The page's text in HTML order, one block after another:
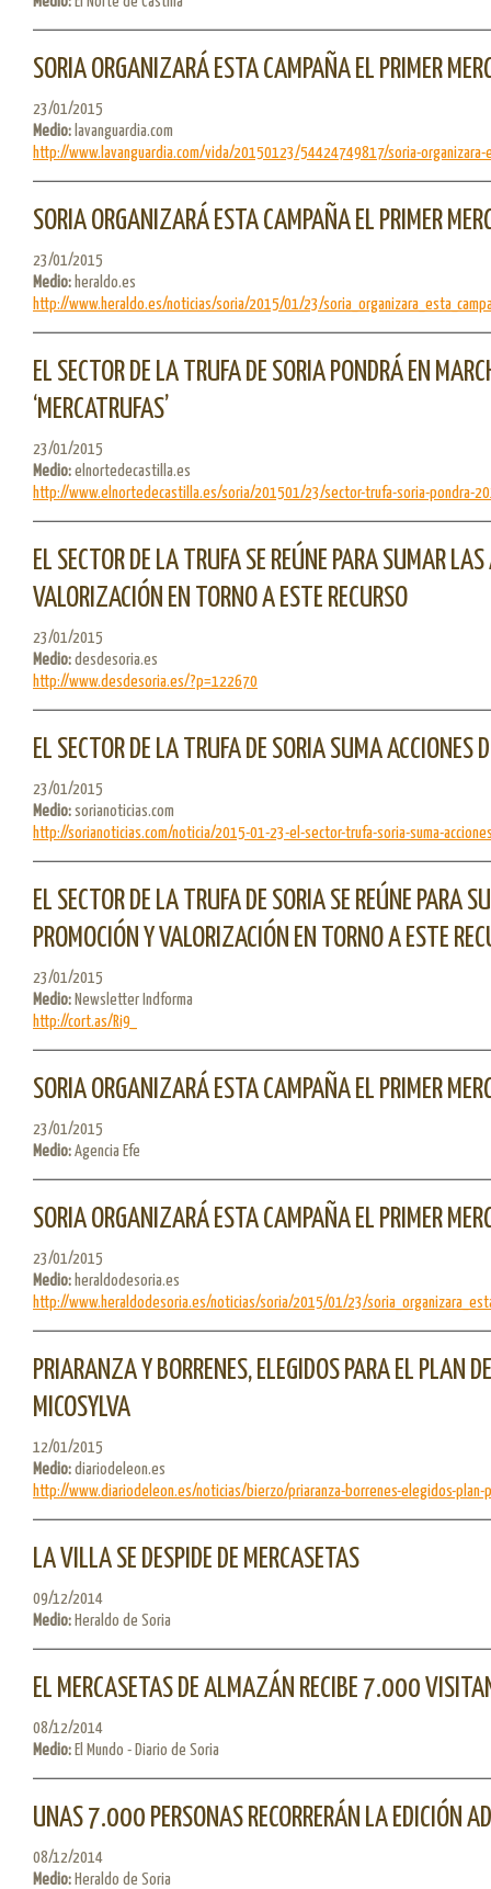
SORIA ORGANIZARÁ ESTA CAMPAÑA EL PRIMER
23/01/2015
Medio:lavanguardia.com
http://www.lavanguardia.com/vida/20150123/54424749817/soria-organizara-
SORIA ORGANIZARÁ ESTA CAMPAÑA EL PRIMER
23/01/2015
Medio:heraldo.es
http://www.heraldo.es/noticias/soria/2015/01/23/
EL SECTOR DE LA TRUFA DE SORIA PONDRÁ EN
‘MERCATRUFAS’
23/01/2015
Medio:elnortedecastilla.es
http://www.elnortedecastilla.es/soria/201501/23/sector-trufa-soria-pondra-
EL SECTOR DE LA TRUFA SE REÚNE PARA SUMAR
VALORIZACIÓN EN TORNO A ESTE RECURSO
23/01/2015
Medio:desdesoria.es
http://www.desdesoria.es/?p=122670
EL SECTOR DE LA TRUFA DE SORIA SUMA ACCIONES
23/01/2015
Medio:sorianoticias.com
http://sorianoticias.com/noticia/2015-01-23-el-sector-trufa-soria-suma-
EL SECTOR DE LA TRUFA DE SORIA SE REÚNE PARA
PROMOCIÓN Y VALORIZACIÓN EN TORNO A ESTE
23/01/2015
Medio:Newsletter Indforma
http://cort.as/Ri9_
SORIA ORGANIZARÁ ESTA CAMPAÑA EL PRIMER
23/01/2015
Medio:Agencia Efe
SORIA ORGANIZARÁ ESTA CAMPAÑA EL PRIMER
23/01/2015
Medio:heraldodesoria.es
http://www.heraldodesoria.es/noticias/soria/2015/01/23/
PRIARANZA Y BORRENES, ELEGIDOS PARA EL PLAN
MICOSYLVA
12/01/2015
Medio:diariodeleon.es
http://www.diariodeleon.es/noticias/bierzo/priaranza-borrenes-elegidos-plan-
LA VILLA SE DESPIDE DE MERCASETAS
09/12/2014
Medio:Heraldo de Soria
EL MERCASETAS DE ALMAZÁN RECIBE 7.000
08/12/2014
Medio:El Mundo - Diario de Soria
UNAS 7.000 PERSONAS RECORRERÁN LA EDICIÓN
08/12/2014
Medio:Heraldo de Soria